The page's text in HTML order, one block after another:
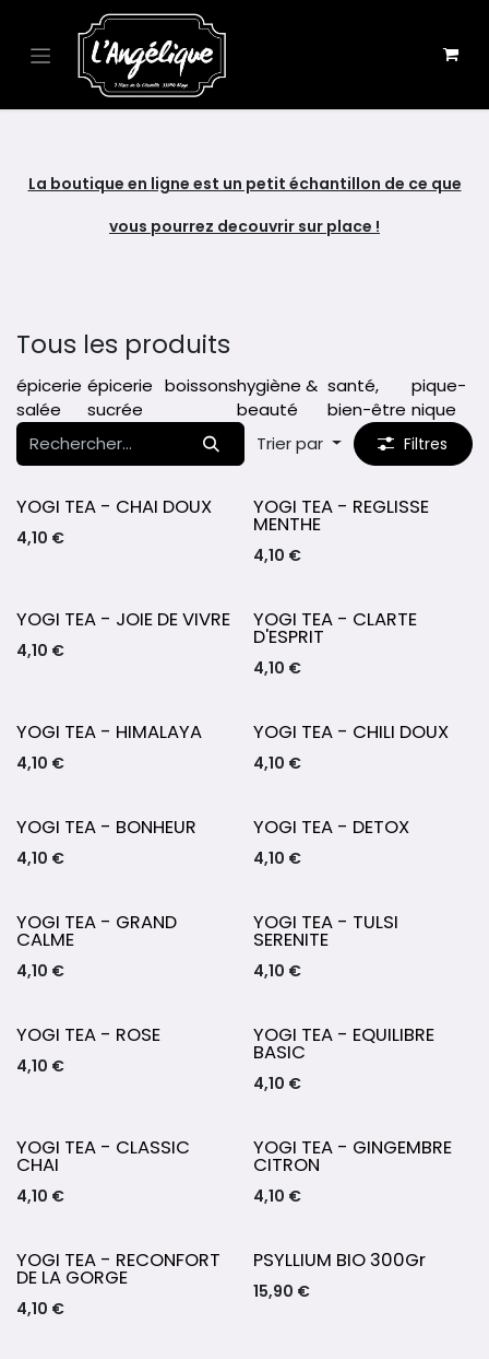
Se rendre au contenu
La boutique en ligne est un petit échantillon de ce que
vous pourrez decouvrir sur place !
Tous les produits
épicerie
salée
épicerie
sucrée
boissonshygiène &
beauté
santé,
bien-être
pique-
nique
Trier par
Filtres
YOGI TEA - CHAI DOUX
4,10 €
YOGI TEA - REGLISSE
MENTHE
4,10 €
YOGI TEA - JOIE DE VIVRE
4,10 €
YOGI TEA - CLARTE
D'ESPRIT
4,10 €
YOGI TEA - HIMALAYA
4,10 €
YOGI TEA - CHILI DOUX
4,10 €
YOGI TEA - BONHEUR
4,10 €
YOGI TEA - DETOX
4,10 €
YOGI TEA - GRAND
CALME
4,10 €
YOGI TEA - TULSI
SERENITE
4,10 €
YOGI TEA - ROSE
4,10 €
YOGI TEA - EQUILIBRE
BASIC
4,10 €
YOGI TEA - CLASSIC
CHAI
4,10 €
YOGI TEA - GINGEMBRE
CITRON
4,10 €
YOGI TEA - RECONFORT
DE LA GORGE
4,10 €
PSYLLIUM BIO 300Gr
15,90 €